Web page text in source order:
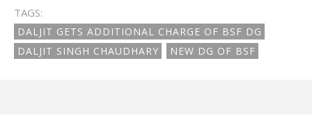
TAGS:
DALJIT GETS ADDITIONAL CHARGE OF BSF DG
DALJIT SINGH CHAUDHARY
NEW DG OF BSF